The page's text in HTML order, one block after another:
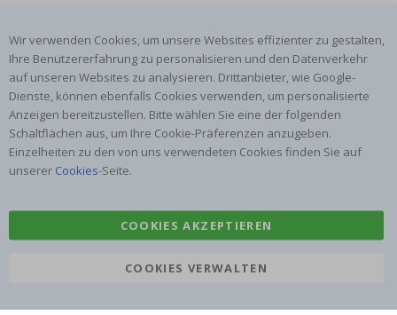
Wir verwenden Cookies, um unsere Websites effizienter zu gestalten,
Ihre Benutzererfahrung zu personalisieren und den Datenverkehr
auf unseren Websites zu analysieren. Drittanbieter, wie Google-
Dienste, können ebenfalls Cookies verwenden, um personalisierte
Anzeigen bereitzustellen. Bitte wählen Sie eine der folgenden
Schaltflächen aus, um Ihre Cookie-Präferenzen anzugeben.
Einzelheiten zu den von uns verwendeten Cookies finden Sie auf
unserer Cookies-Seite.
COOKIES AKZEPTIEREN
COOKIES VERWALTEN